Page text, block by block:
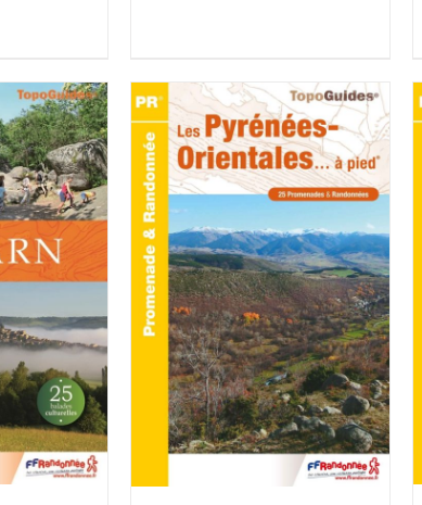
/
AJOUTER AU PANIER
/
DÉTAILS